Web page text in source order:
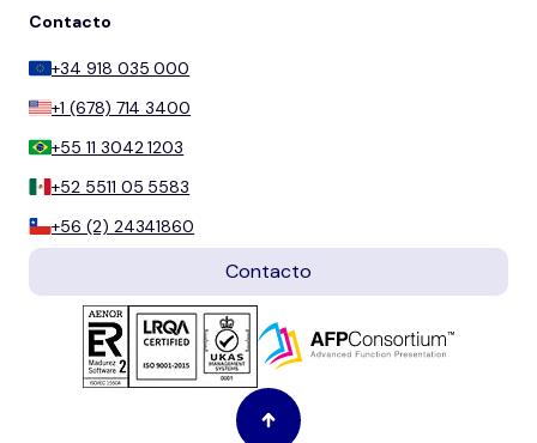
Contacto
+34 918 035 000
+1 (678) 714 3400
+55 11 3042 1203
+52 5511 05 5583
+56 (2) 24341860
Contacto